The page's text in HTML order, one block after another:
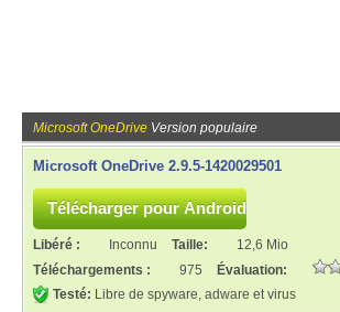
Microsoft OneDrive Version populaire
Microsoft OneDrive 2.9.5-1420029501
Libéré : Inconnu Taille:
12,6 Mio
Téléchargements :
975
Évaluation:
Testé: Libre de spyware, adware et virus